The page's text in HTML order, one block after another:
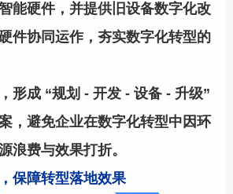
能硬件，并提供旧设备数字化改
件协同运作，夯实数字化转型的
形成 “规划 - 开发 - 设备 - 升级”
，避免企业在数字化转型中因环
浪费与效果打折。
保障转型落地效果